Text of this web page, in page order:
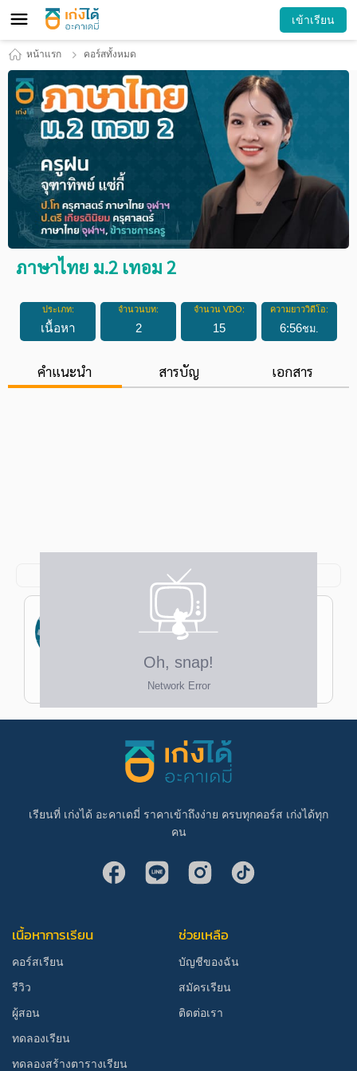
เข้าเรียน
หน้าแรก คอร์สทั้งหมด
ภาษาไทย ม.2 เทอม 2
ประเภท:
เนื้อหา
จำนวนบท:
2
จำนวน VDO:
15
ความยาววิดีโอ:
6:56ชม.
คำแนะนำ สารบัญ เอกสาร
จุฑาทิพย์ แซ่กี้
ป.โท ครุศาสตรมหาบัณฑิต การสอนภาษาไทย
จุฬาฯ ป.ตรี ครุศาสตรบัณฑิต (เกียรตินิยม
อันดับ 2) มัธยมศึกษา มนุษยศาสตร์-
สังคมศาสตร์ เอกภาษาไทย จุฬาฯ
เรียนที่ เก่งได้ อะคาเดมี่ ราคาเข้าถึงง่าย ครบทุกคอร์ส เก่งได้ทุก
คน
เนื้อหาการเรียน
คอร์สเรียน
รีวิว
ผู้สอน
ทดลองเรียน
ทดลองสร้างตารางเรียน
ช่วยเหลือ
บัญชีของฉัน
สมัครเรียน
ติดต่อเรา